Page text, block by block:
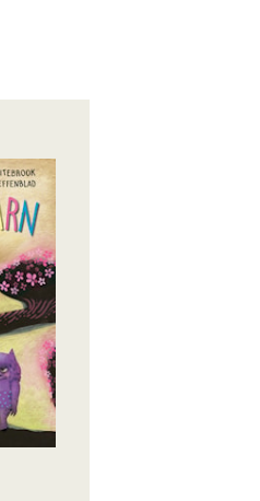
sitt
för
hon
den tar
som
helst
litet